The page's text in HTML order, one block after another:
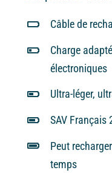
Câble de
Charge
électroniques
Ultra-léger,
SAV Français
Peut
temps